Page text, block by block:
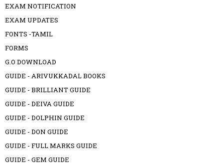
EXAM NOTIFICATION
EXAM UPDATES
FONTS -TAMIL
FORMS
G.O DOWNLOAD
GUIDE - ARIVUKKADAL BOOKS
GUIDE - BRILLIANT GUIDE
GUIDE - DEIVA GUIDE
GUIDE - DOLPHIN GUIDE
GUIDE - DON GUIDE
GUIDE - FULL MARKS GUIDE
GUIDE - GEM GUIDE